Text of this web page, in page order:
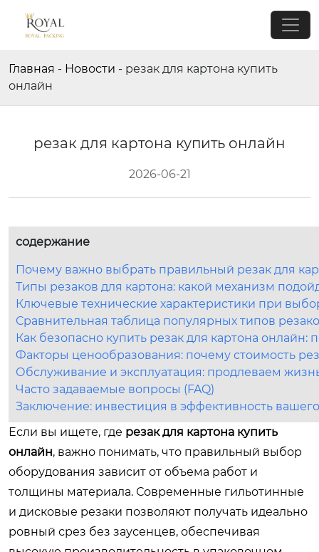
Главная - Новости - резак для картона купить
онлайн
резак для картона купить онлайн
2026-06-21
содержание
Почему важно выбрать правильный резак для
Типы резаков для картона: какой механизм
Ключевые технические характеристики при
Сравнительная таблица популярных типов
Как безопасно купить резак для картона онлайн:
Факторы ценообразования: почему стоимость
Обслуживание и эксплуатация: продлеваем
Часто задаваемые вопросы (FAQ)
Заключение: инвестиция в эффективность
Если вы ищете, где резак для картона купить
онлайн, важно понимать, что правильный выбор
оборудования зависит от объема работ и
толщины материала. Современные гильотинные
и дисковые резаки позволяют получать идеально
ровный срез без заусенцев, обеспечивая